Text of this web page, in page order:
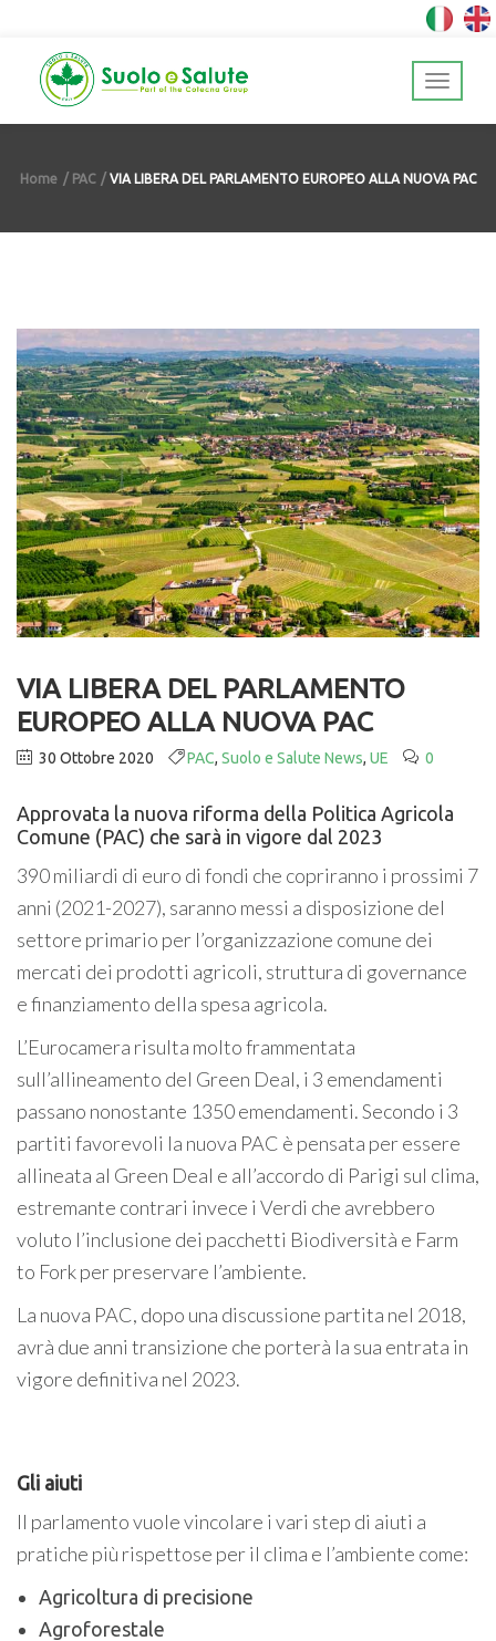
Home PAC VIA LIBERA DEL PARLAMENTO EUROPEO ALLA NUOVA PAC
VIA LIBERA DEL PARLAMENTO
EUROPEO ALLA NUOVA PAC
30 Ottobre 2020 PAC, Suolo e Salute News, UE 0
Approvata la nuova riforma della Politica Agricola
Comune (PAC) che sarà in vigore dal 2023
390 miliardi di euro di fondi che copriranno i prossimi 7
anni (2021-2027), saranno messi a disposizione del
settore primario per l’organizzazione comune dei
mercati dei prodotti agricoli, struttura di governance
e finanziamento della spesa agricola.
L’Eurocamera risulta molto frammentata
sull’allineamento del Green Deal, i 3 emendamenti
passano nonostante 1350 emendamenti. Secondo i 3
partiti favorevoli la nuova PAC è pensata per essere
allineata al Green Deal e all’accordo di Parigi sul clima,
estremante contrari invece i Verdi che avrebbero
voluto l’inclusione dei pacchetti Biodiversità e Farm
to Fork per preservare l’ambiente.
La nuova PAC, dopo una discussione partita nel 2018,
avrà due anni transizione che porterà la sua entrata in
vigore definitiva nel 2023.
Gli aiuti
Il parlamento vuole vincolare i vari step di aiuti a
pratiche più rispettose per il clima e l’ambiente come:
Agricoltura di precisione
Agroforestale